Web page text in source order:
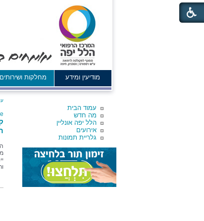
מודיעין ומידע מחלקות ושירותים
עמוד הבית
מה חדש
הלל יפה אונליין
אירועים
גלריית תמונות